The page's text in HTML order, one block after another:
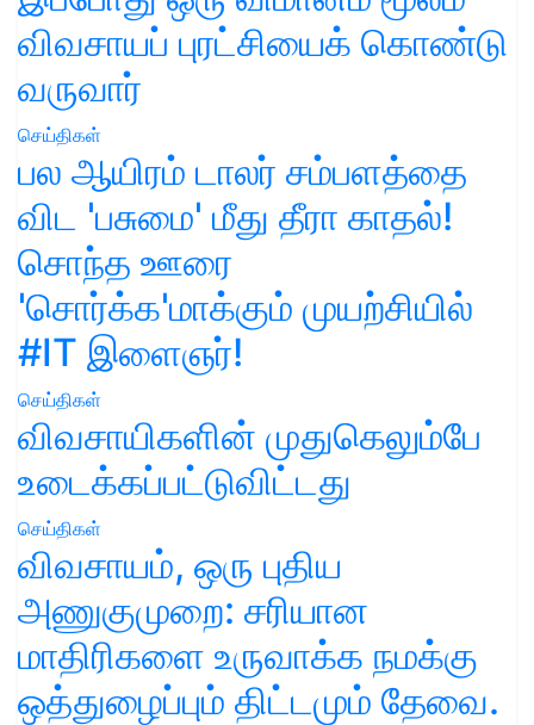
விவசாயப் புரட்சியைக் கொண்டு
வருவார்
செய்திகள்
பல ஆயிரம் டாலர் சம்பளத்தை
விட 'பசுமை' மீது தீரா காதல்!
சொந்த ஊரை
'சொர்க்க'மாக்கும் முயற்சியில்
#IT இளைஞர்!
செய்திகள்
விவசாயிகளின் முதுகெலும்பே
உடைக்கப்பட்டுவிட்டது
செய்திகள்
விவசாயம், ஒரு புதிய
அணுகுமுறை: சரியான
மாதிரிகளை உருவாக்க நமக்கு
ஒத்துழைப்பும் திட்டமும் தேவை.